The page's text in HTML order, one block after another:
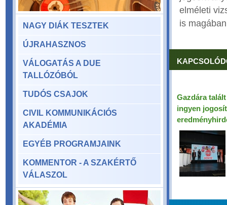
NAGY DIÁK TESZTEK
ÚJRAHASZNOS
VÁLOGATÁS A DUE
TALLÓZÓBÓL
TUDÓS CSAJOK
CIVIL KOMMUNIKÁCIÓS
AKADÉMIA
EGYÉB PROGRAMJAINK
KOMMENTOR - A SZAKÉRTŐ
VÁLASZOL
elméleti
is
Gazdára
ingyen